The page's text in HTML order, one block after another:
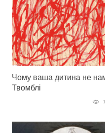
Чому ваша дитина не
Твомблі